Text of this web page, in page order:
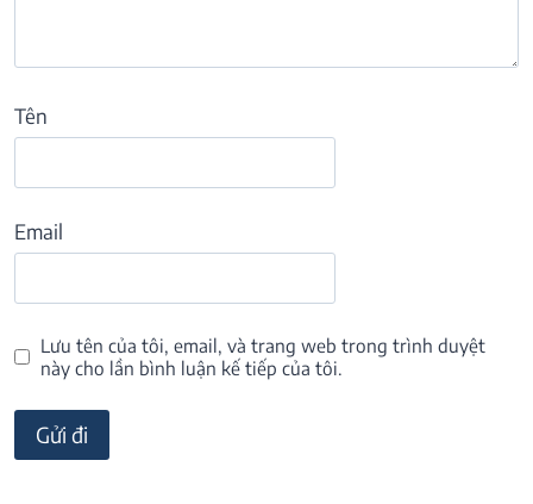
Tên
Email
Lưu tên của tôi, email, và trang web trong trình duyệt
này cho lần bình luận kế tiếp của tôi.